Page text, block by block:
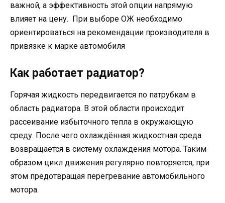
важной, а эффективность этой опции напрямую
влияет на цену. При выборе ОЖ необходимо
ориентироваться на рекомендации производителя в
привязке к марке автомобиля
Как работает радиатор?
Горячая жидкость передвигается по патрубкам в
область радиатора. В этой области происходит
рассеивание избыточного тепла в окружающую
среду. После чего охлаждённая жидкостная среда
возвращается в систему охлаждения мотора. Таким
образом цикл движения регулярно повторяется, при
этом предотвращая перегревание автомобильного
мотора.